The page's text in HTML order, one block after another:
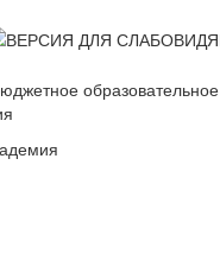
образовательное